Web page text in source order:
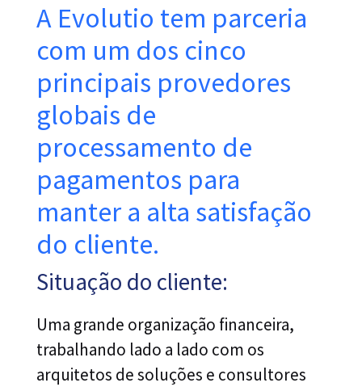
A Evolutio tem parceria
com um dos cinco
principais provedores
globais de
processamento de
pagamentos para
manter a alta satisfação
do cliente.
Situação do cliente:
Uma grande organização financeira,
trabalhando lado a lado com os
arquitetos de soluções e consultores